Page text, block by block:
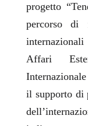
progetto
percorso di
Affari
il supporto di